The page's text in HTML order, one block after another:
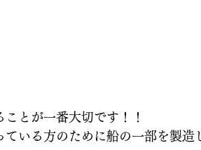
とが一番大切です！！
いる方のために船の一部を製造